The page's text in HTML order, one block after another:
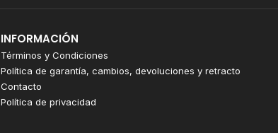
INFORMACIÓN
Términos y Condiciones
Política de garantía, cambios, devoluciones y retracto
Contacto
Política de privacidad